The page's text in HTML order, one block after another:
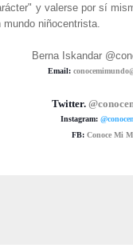
y valerse por sí
niñocentrista.
Berna Iskandar
Email:
Twitter.
Instagram:
FB: Conoce Mi